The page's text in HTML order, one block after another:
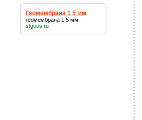
Геомембрана 1 5 мм
геомембрана 1 5 мм
stgeos.ru